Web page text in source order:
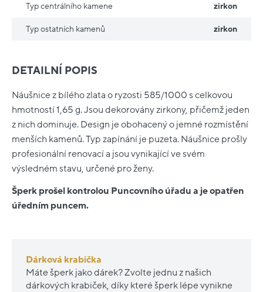
DETAILNÍ POPIS
Náušnice z bílého zlata o ryzosti 585/1000 s celkovou
hmotností 1,65 g. Jsou dekorovány zirkony, přičemž jeden
z nich dominuje. Design je obohacený o jemné rozmístění
menších kamenů. Typ zapínání je puzeta. Náušnice prošly
profesionální renovací a jsou vynikající ve svém
výsledném stavu, určené pro ženy.
Šperk prošel kontrolou Puncovního úřadu a je opatřen
úředním puncem.
Dárková krabička
Máte šperk jako dárek? Zvolte jednu z našich
dárkových krabiček, díky které šperk lépe vynikne
Typ centrálního kamene zirkon
Typ ostatních kamenů zirkon